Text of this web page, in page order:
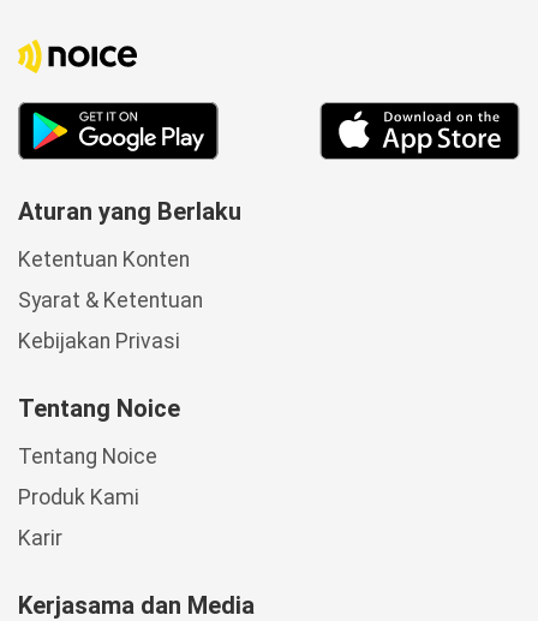
Aturan yang Berlaku
Ketentuan Konten
Syarat & Ketentuan
Kebijakan Privasi
Tentang Noice
Tentang Noice
Produk Kami
Karir
Kerjasama dan Media